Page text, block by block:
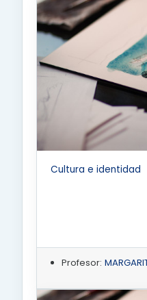
Cultura e identidad
Profesor: